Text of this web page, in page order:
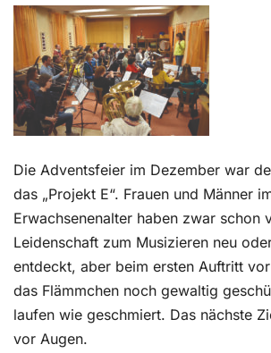
Jetzt abonnieren
Kontakt
Die Adventsfeier im Dezember war
das „Projekt E“. Frauen und Männer
Erwachsenenalter haben zwar schon
Leidenschaft zum Musizieren neu
entdeckt, aber beim ersten Auftritt
das Flämmchen noch gewaltig
laufen wie geschmiert. Das nächste
vor Augen.